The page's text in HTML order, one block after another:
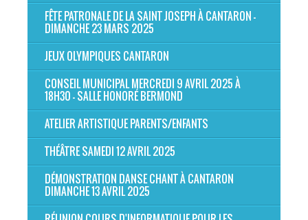
FÊTE PATRONALE DE LA SAINT JOSEPH À CANTARON -
DIMANCHE 23 MARS 2025
JEUX OLYMPIQUES CANTARON
CONSEIL MUNICIPAL MERCREDI 9 AVRIL 2025 À
18H30 - SALLE HONORÉ BERMOND
ATELIER ARTISTIQUE PARENTS/ENFANTS
THÉÂTRE SAMEDI 12 AVRIL 2025
DÉMONSTRATION DANSE CHANT À CANTARON
DIMANCHE 13 AVRIL 2025